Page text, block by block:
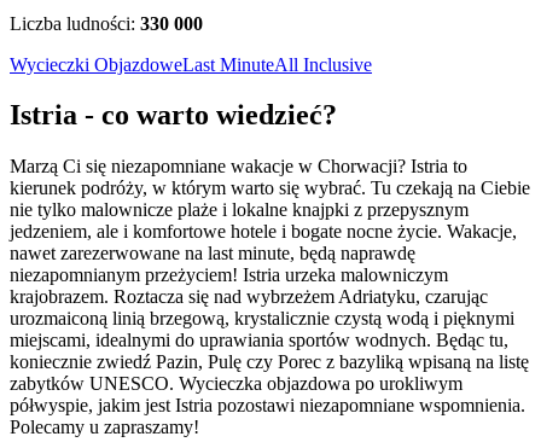
Liczba ludności: 330 000
Wycieczki ObjazdoweLast MinuteAll Inclusive
Istria - co warto wiedzieć?
Marzą Ci się niezapomniane wakacje w Chorwacji? Istria to
kierunek podróży, w którym warto się wybrać. Tu czekają na Ciebie
nie tylko malownicze plaże i lokalne knajpki z przepysznym
jedzeniem, ale i komfortowe hotele i bogate nocne życie. Wakacje,
nawet zarezerwowane na last minute, będą naprawdę
niezapomnianym przeżyciem! Istria urzeka malowniczym
krajobrazem. Roztacza się nad wybrzeżem Adriatyku, czarując
urozmaiconą linią brzegową, krystalicznie czystą wodą i pięknymi
miejscami, idealnymi do uprawiania sportów wodnych. Będąc tu,
koniecznie zwiedź Pazin, Pulę czy Porec z bazyliką wpisaną na listę
zabytków UNESCO. Wycieczka objazdowa po urokliwym
półwyspie, jakim jest Istria pozostawi niezapomniane wspomnienia.
Polecamy u zapraszamy!